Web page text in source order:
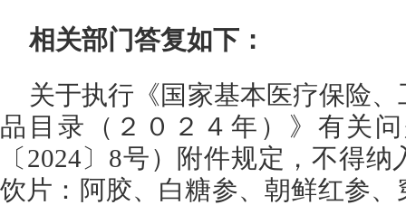
相关部门答复如下：
关于执行《国家基本医疗保险
品目录（２０２４年）》有关
〔2024〕8号）附件规定，不得
饮片：阿胶、白糖参、朝鲜红参